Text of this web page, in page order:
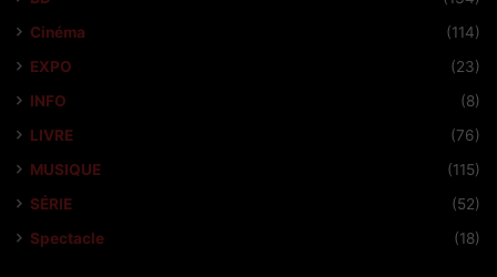
Cinéma
(114)
EXPO
(23)
INFO
(8)
LIVRE
(76)
MUSIQUE
(115)
SÉRIE
(52)
Spectacle
(18)